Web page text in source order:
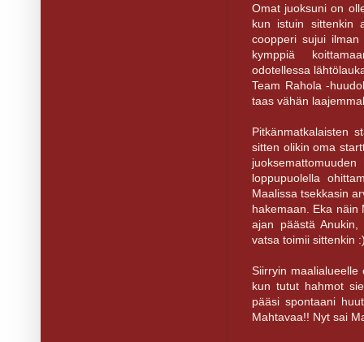
Omat juoksuni on
kun istuin sittenkin
coopperi sujui
kymppiä
odotellessa
Team Rahola -
taas vähän
Pitkänmatkalaisten
sitten olikin oma
loppupuolella
Maalissa tsekkasin
hakemaan. Eka näin
ajan päästä
vatsa toimii sittenkin
Siirryin
kun tutut hahmot
pääsi spontaani
Mahtavaa!! Nyt sai